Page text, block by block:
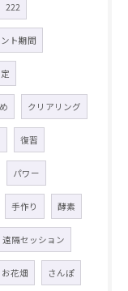
222
ト期間
クリアリング
復習
パワー
手作り 酵素
遠隔セッション
お花畑 さんぽ